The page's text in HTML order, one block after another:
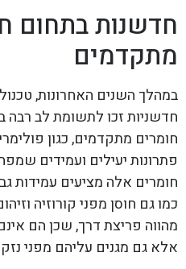
חדשנות בתחום
מתקדמים
במהלך השנים האחרונות,
חדשניות זכו לתשומת לב רבה
חומרים מתקדמים, כגון
פתרונות יעילים ועמידים
חומרים אלה מציעים עמידות
כמו גם חוסן מפני קורוזיה
מהווה פריצת דרך, שכן הם
אלא גם מגנים עליהם מפני